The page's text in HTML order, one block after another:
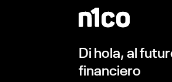
Di hola, al
financiero